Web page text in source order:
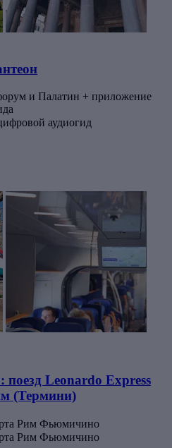
и Палатин + приложение
аудиогид
Leonardo Express
(Термини)
Рим Фьюмичино
Рим Фьюмичино